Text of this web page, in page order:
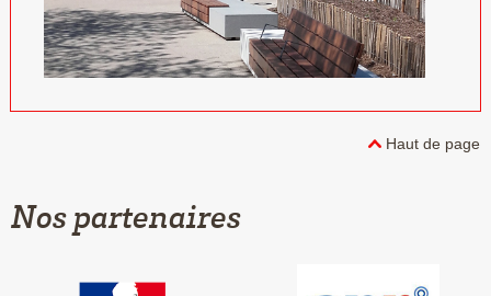
Haut de page
Nos partenaires